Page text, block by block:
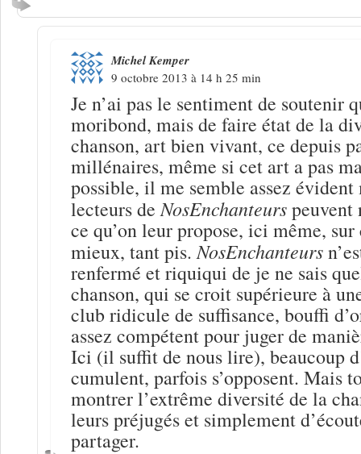
Michel Kemper
9 octobre 2013 à 14 h 25 min
Je n’ai pas le sentiment de soutenir
moribond, mais de faire état de la
chanson, art bien vivant, ce depuis
millénaires, même si cet art a pas
possible, il me semble assez évident
lecteurs deNosEnchanteurspeuvent
ce qu’on leur propose, ici même,
mieux, tant pis.NosEnchanteurs
renfermé et riquiqui de je ne sais
chanson, qui se croit supérieure à
club ridicule de suffisance, bouffi
assez compétent pour juger de
Ici (il suffit de nous lire), beaucoup
cumulent, parfois s’opposent. Mais
montrer l’extrême diversité de la
leurs préjugés et simplement
partager.